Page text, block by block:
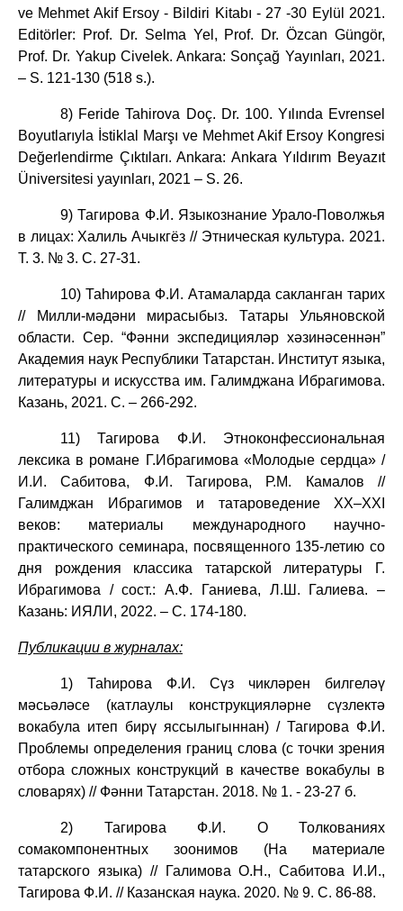
ve Mehmet Akif Ersoy - Bildiri Kitabı - 27 -30 Eylül 2021.
Editörler: Prof. Dr. Selma Yel, Prof. Dr. Özcan Güngör,
Prof. Dr. Yakup Civelek. Ankara: Sonçağ Yayınları, 2021.
– S. 121-130 (518 s.).
8) Feride Tahirova Doç. Dr. 100. Yılında Evrensel
Boyutlarıyla İstiklal Marşı ve Mehmet Akif Ersoy Kongresi
Değerlendirme Çıktıları. Ankara: Ankara Yıldırım Beyazıt
Üniversitesi yayınları, 2021 – S. 26.
9) Тагирова Ф.И. Языкознание Урало-Поволжья
в лицах: Халиль Ачыкгёз // Этническая культура. 2021.
Т. 3. № 3. С. 27-31.
10) Таһирова Ф.И. Атамаларда сакланган тарих
// Милли-мәдәни мирасыбыз. Татары Ульяновской
области. Сер. “Фәнни экспедицияләр хәзинәсеннән”
Академия наук Республики Татарстан. Институт языка,
литературы и искусства им. Галимджана Ибрагимова.
Казань, 2021. С. – 266-292.
11) Тагирова Ф.И. Этноконфессиональная
лексика в романе Г.Ибрагимова «Молодые сердца» /
И.И. Сабитова, Ф.И. Тагирова, Р.М. Камалов //
Галимджан Ибрагимов и татароведение ХХ–ХХI
веков: материалы международного научно-
практического семинара, посвященного 135-летию со
дня рождения классика татарской литературы Г.
Ибрагимова / сост.: А.Ф. Ганиева, Л.Ш. Галиева. –
Казань: ИЯЛИ, 2022. – С. 174-180.
Публикации в журналах:
1) Таһирова Ф.И. Сүз чикләрен билгеләү
мәсьәләсе (катлаулы конструкцияләрне сүзлектә
вокабула итеп бирү яссылыгыннан) / Тагирова Ф.И.
Проблемы определения границ слова (с точки зрения
отбора сложных конструкций в качестве вокабулы в
словарях) // Фәнни Татарстан. 2018. № 1. - 23-27 б.
2) Тагирова Ф.И. О Толкованиях
сомакомпонентных зоонимов (На материале
татарского языка) // Галимова О.Н., Сабитова И.И.,
Тагирова Ф.И. // Казанская наука. 2020. № 9. С. 86-88.